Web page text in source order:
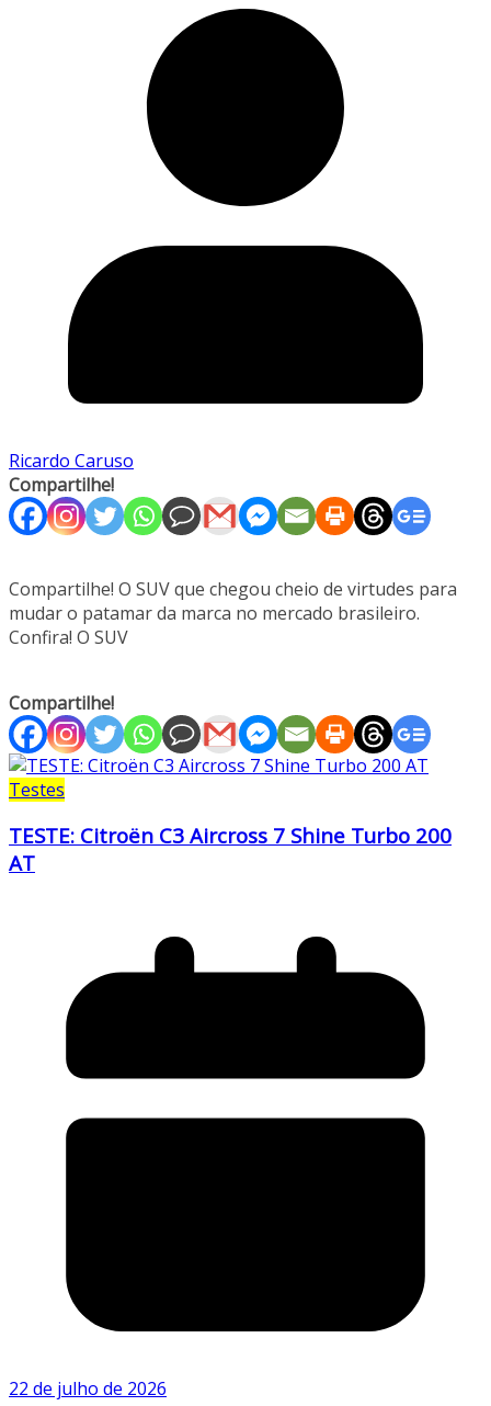
Ricardo Caruso
Compartilhe!
Compartilhe! O SUV que chegou cheio de virtudes para
mudar o patamar da marca no mercado brasileiro.
Confira! O SUV
Compartilhe!
Testes
TESTE: Citroën C3 Aircross 7 Shine Turbo 200
AT
22 de julho de 2026